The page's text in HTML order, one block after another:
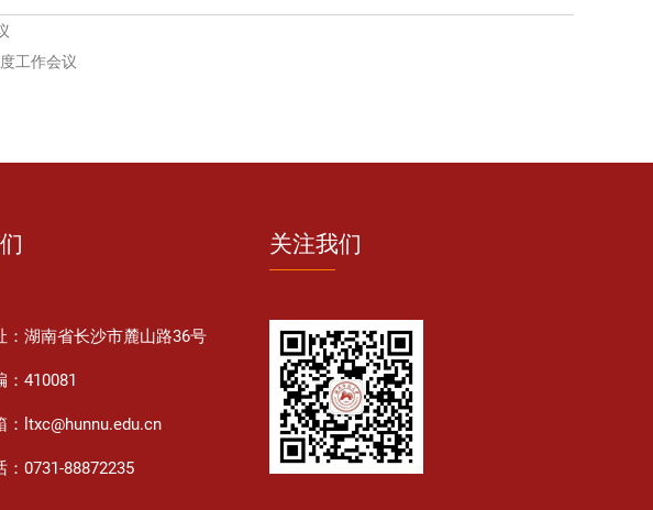
工作会议
：湖南省长沙市麓山路36号
：410081
：ltxc@hunnu.edu.cn
：0731-88872235
关注我们